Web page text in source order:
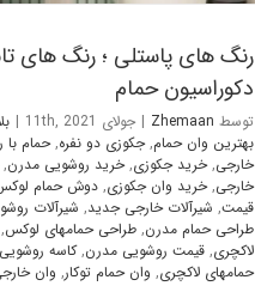
رنگ های پاستلی ؛ رنگ های
دکوراسیون حمام
توسط Zhemaan
| جولای 11th, 2021 |
بهترین وان حمام,جکوزی دو نفره,حمام با
خارجی,خرید جکوزی,خرید روشویی مدرن
خارجی,خرید وان جکوزی,دوش حمام
قیمت, شیرآلات خارجی جدید, شیرآلات
طراحی حمام مدرن,طراحی حمامهای لوکس
لاکچری,قیمت روشویی مدرن,کاسه روشویی
حمامهای لاکچری, وان حمام توکار, وان